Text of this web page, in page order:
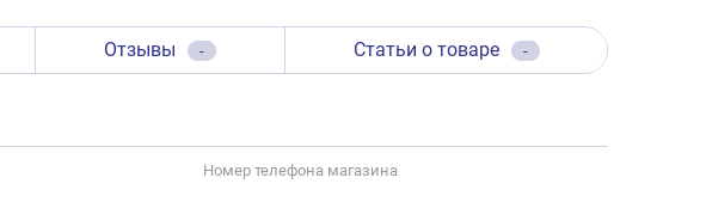
Отзывы - Статьи о товаре -
Номер телефона магазина